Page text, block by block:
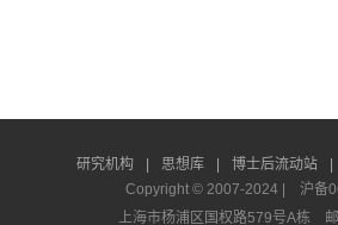
研究机构 | 思想库 | 博士后流动站 |
Copyright © 2007-2024 | 沪备
上海市杨浦区国权路579号A栋